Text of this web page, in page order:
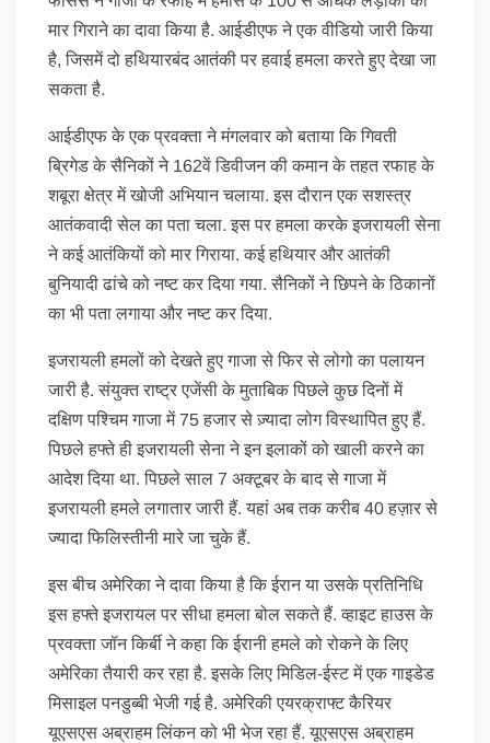
मार गिराने का दावा किया है. आईडीएफ ने एक वीडियो जारी किया
है, जिसमें दो हथियारबंद आतंकी पर हवाई हमला करते हुए देखा जा
सकता है.
आईडीएफ के एक प्रवक्ता ने मंगलवार को बताया कि गिवती
ब्रिगेड के सैनिकों ने 162वें डिवीजन की कमान के तहत रफाह के
शबूरा क्षेत्र में खोजी अभियान चलाया. इस दौरान एक सशस्त्र
आतंकवादी सेल का पता चला. इस पर हमला करके इजरायली सेना
ने कई आतंकियों को मार गिराया. कई हथियार और आतंकी
बुनियादी ढांचे को नष्ट कर दिया गया. सैनिकों ने छिपने के ठिकानों
का भी पता लगाया और नष्ट कर दिया.
इजरायली हमलों को देखते हुए गाजा से फिर से लोगो का पलायन
जारी है. संयुक्त राष्ट्र एजेंसी के मुताबिक पिछले कुछ दिनों में
दक्षिण पश्चिम गाजा में 75 हजार से ज़्यादा लोग विस्थापित हुए हैं.
पिछले हफ्ते ही इजरायली सेना ने इन इलाकों को खाली करने का
आदेश दिया था. पिछले साल 7 अक्टूबर के बाद से गाजा में
इजरायली हमले लगातार जारी हैं. यहां अब तक करीब 40 हज़ार से
ज्यादा फिलिस्तीनी मारे जा चुके हैं.
इस बीच अमेरिका ने दावा किया है कि ईरान या उसके प्रतिनिधि
इस हफ्ते इजरायल पर सीधा हमला बोल सकते हैं. व्हाइट हाउस के
प्रवक्ता जॉन किर्बी ने कहा कि ईरानी हमले को रोकने के लिए
अमेरिका तैयारी कर रहा है. इसके लिए मिडिल-ईस्ट में एक गाइडेड
मिसाइल पनडुब्बी भेजी गई है. अमेरिकी एयरक्राफ्ट कैरियर
यूएसएस अब्राहम लिंकन को भी भेज रहा हैं. यूएसएस अब्राहम